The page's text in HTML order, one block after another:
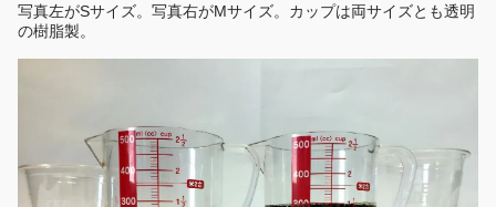
写真左がSサイズ。写真右がMサイズ。カップは両サイズとも透明
の樹脂製。